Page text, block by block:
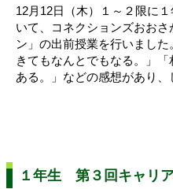
12月12日（木）１～２限に
いて、コネクションズおお
ン」の出前授業を行いまし
きてもなんとでもなる。」
ある。」などの感想があり、
１年生 第３回キャリ